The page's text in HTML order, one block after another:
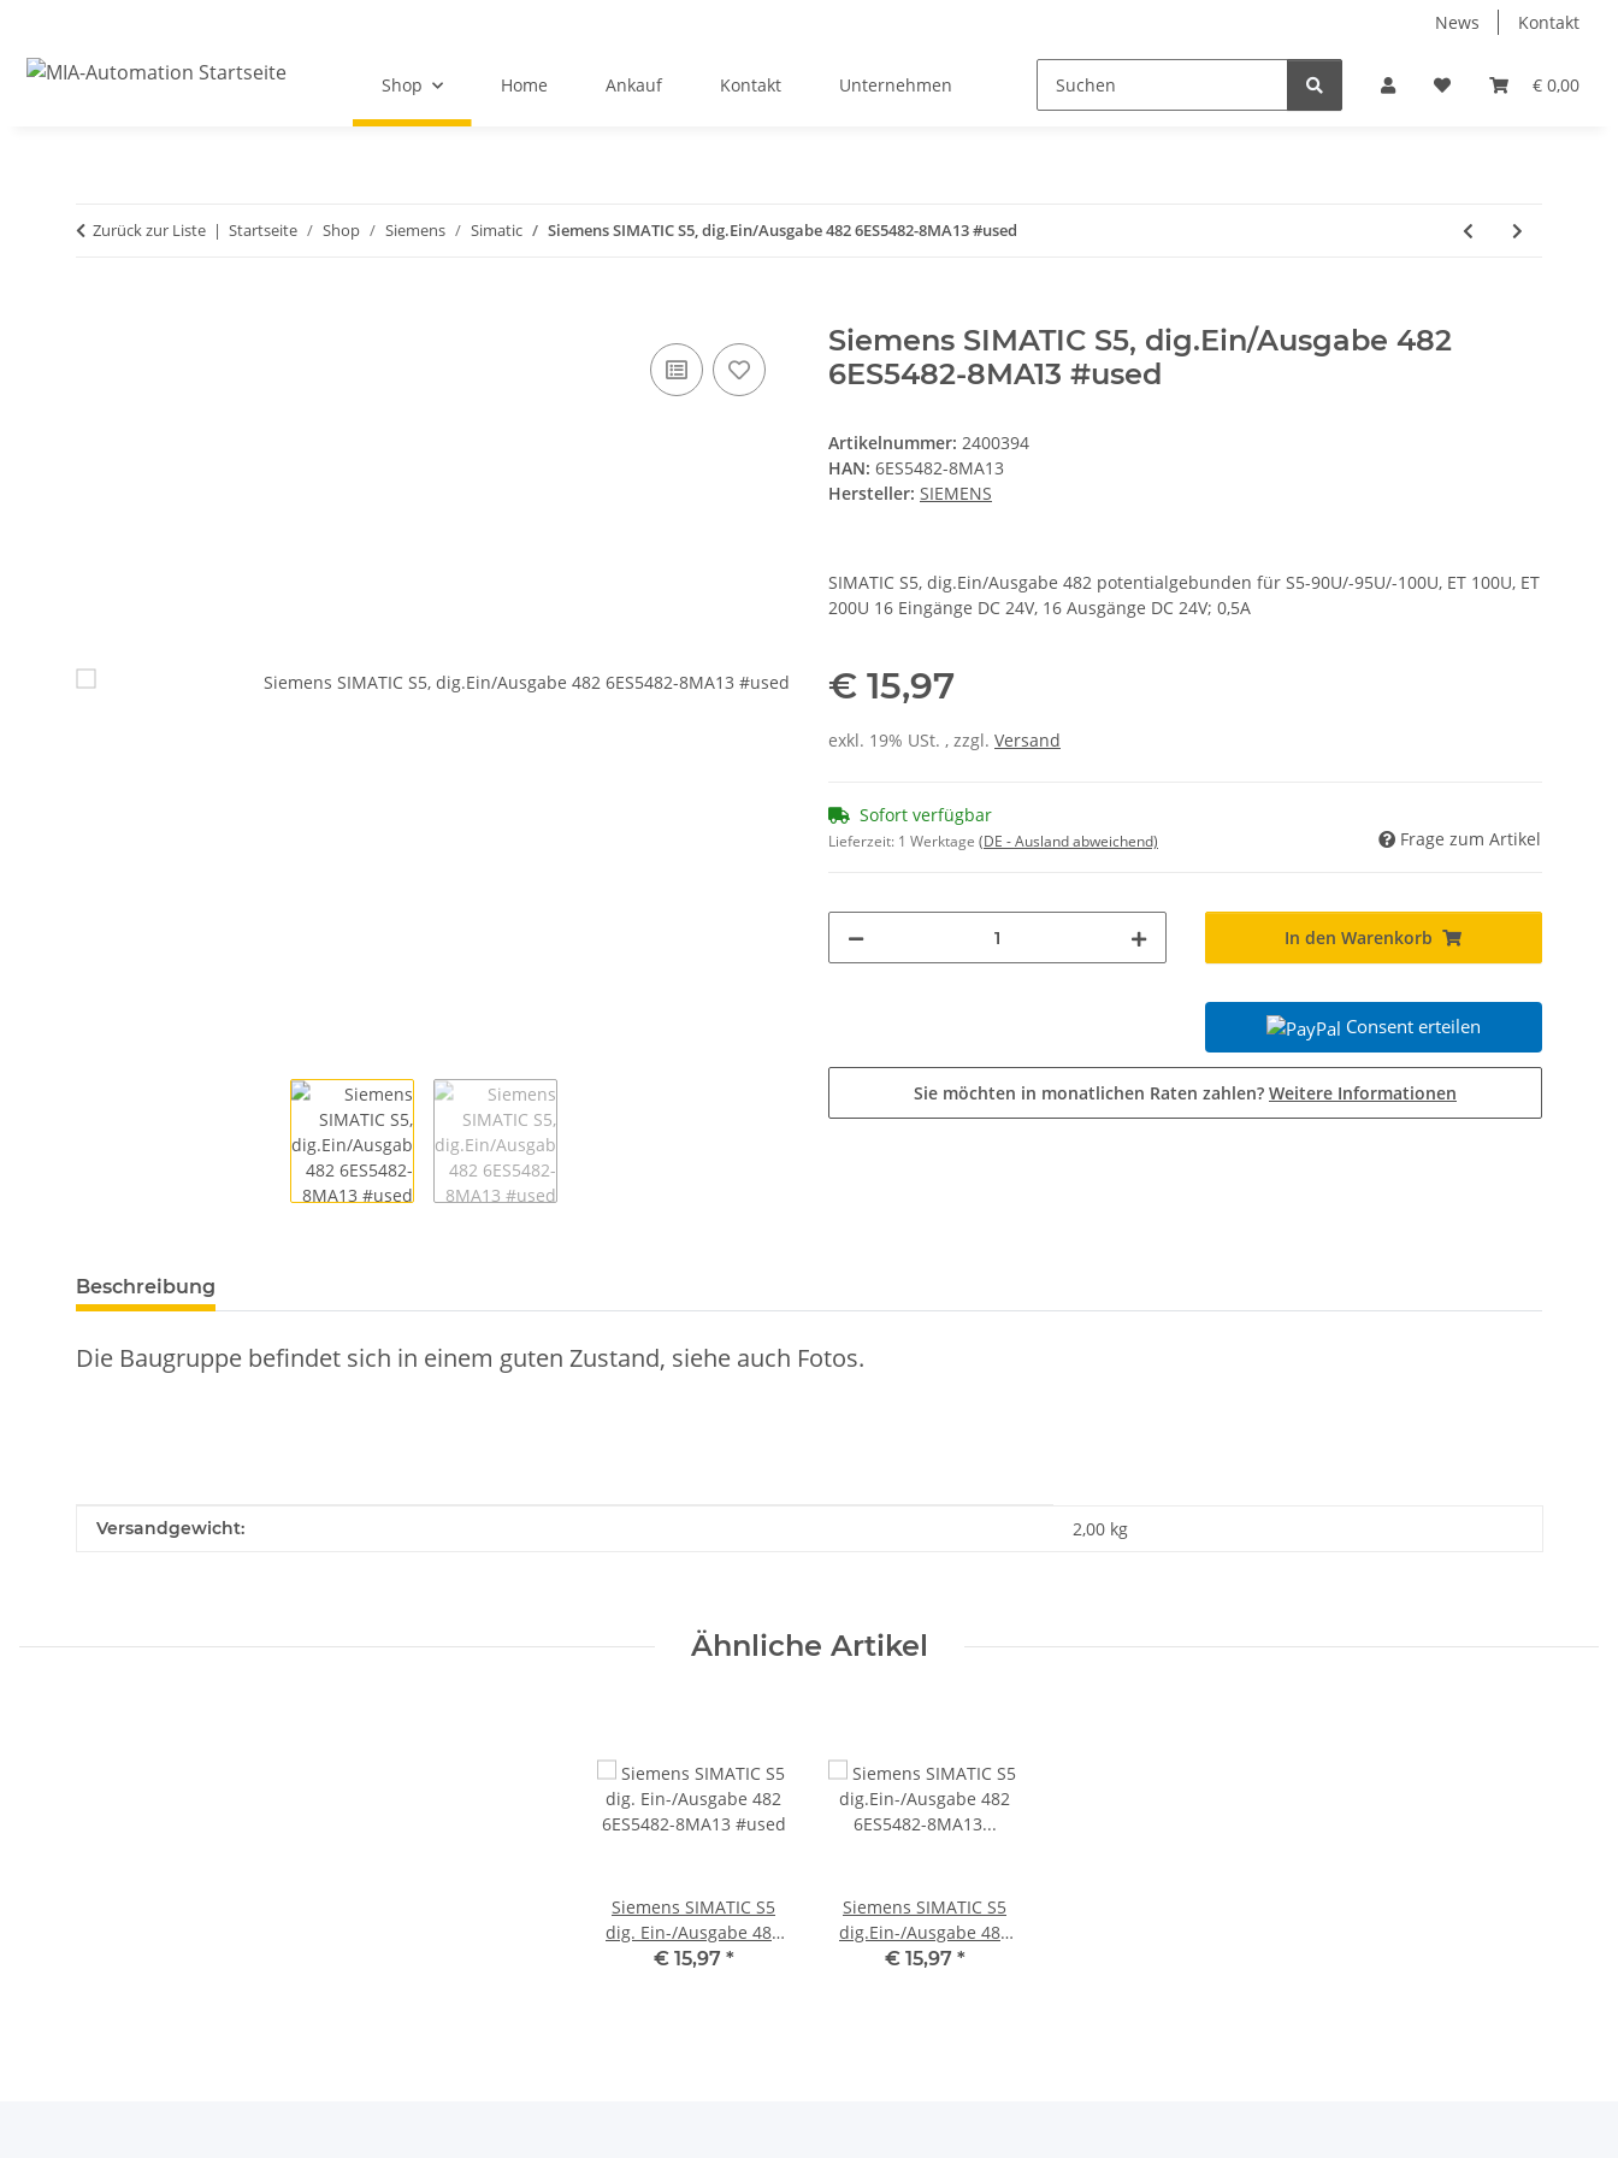
News Kontakt
€ 0,00
Shop Home Ankauf Kontakt Unternehmen
Zurück zur Liste Startseite Shop Siemens Simatic Siemens SIMATIC S5, dig.Ein/Ausgabe 482 6ES5482-8MA13 #used
Siemens SIMATIC S5, dig.Ein/Ausgabe 482
6ES5482-8MA13 #used
Artikelnummer: 2400394
HAN: 6ES5482-8MA13
Hersteller: SIEMENS
SIMATIC S5, dig.Ein/Ausgabe 482 potentialgebunden für S5-90U/-95U/-100U, ET 100U, ET
200U 16 Eingänge DC 24V, 16 Ausgänge DC 24V; 0,5A
€ 15,97
exkl. 19% USt. , zzgl. Versand
Sofort verfügbar
Lieferzeit: 1 Werktage (DE - Ausland abweichend) Frage zum Artikel
In den Warenkorb
Consent erteilen
Sie möchten in monatlichen Raten zahlen? Weitere Informationen
Beschreibung
Die Baugruppe befindet sich in einem guten Zustand, siehe auch Fotos.
Produkteigenschaft
Wert
Versandgewicht: 2,00 kg
Ähnliche Artikel
Siemens SIMATIC S5
dig. Ein-/Ausgabe 482
6ES5482-8MA13 #used
€ 15,97 *
Siemens SIMATIC S5
dig.Ein-/Ausgabe 482
6ES5482-8MA13 E-
€ 15,97 *